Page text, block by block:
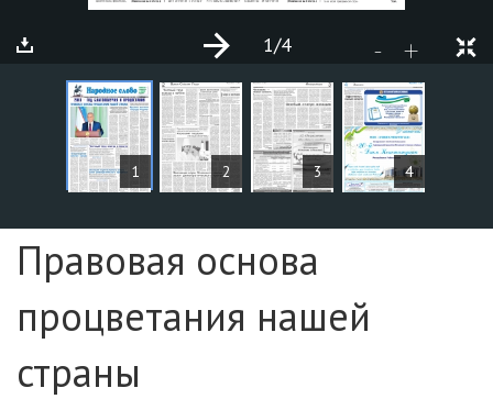
1 2 3 4
- +
1/4
MAQOLALAR
Sahifa №1
Правовая основа
процветания нашей
страны